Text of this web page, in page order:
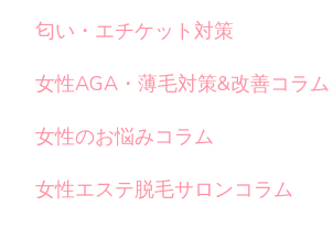
匂い・エチケット対策
女性AGA・薄毛対策&改善コラム
女性のお悩みコラム
女性エステ脱毛サロンコラム